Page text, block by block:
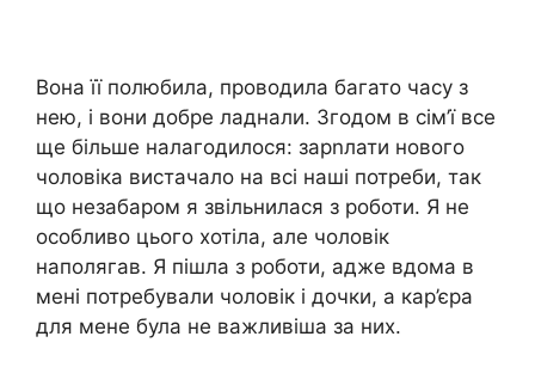
Вона її полюбила, проводила багато часу з
нею, і вони добре ладнали. Згодом в сім’ї все
ще більше налагодилося: зарnлати нового
чоловіка вистачало на всі наші потреби, так
що незабаром я звільнилася з роботи. Я не
особливо цього хотіла, але чоловік
наполягав. Я пішла з роботи, адже вдома в
мені потребували чоловік і дочки, а кар’єра
для мене була не важливіша за них.